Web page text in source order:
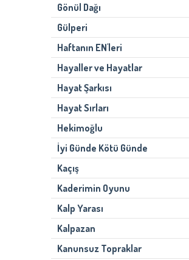
Gönül Dağı
Gülperi
Haftanın EN'leri
Hayaller ve Hayatlar
Hayat Şarkısı
Hayat Sırları
Hekimoğlu
İyi Günde Kötü Günde
Kaçış
Kaderimin Oyunu
Kalp Yarası
Kalpazan
Kanunsuz Topraklar